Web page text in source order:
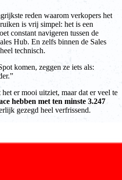
reden waarom verkopers het
is vrij simpel: het is een
constant navigeren tussen de
Hub. En zelfs binnen de Sales
technisch.
komen, zeggen ze iets als:
er mooi uitziet, maar dat er veel te
hebben met ten minste 3.247
gezegd heel verfrissend.